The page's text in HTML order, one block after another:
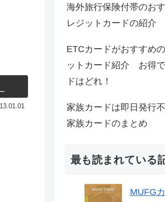
海外旅行保険付帯のお
レジットカードの紹介
ETCカードがおすすめ
ットカード紹介 お得
ドはどれ！
家族カードは即日発行
家族カードのまとめ
最も読まれている
MUFG